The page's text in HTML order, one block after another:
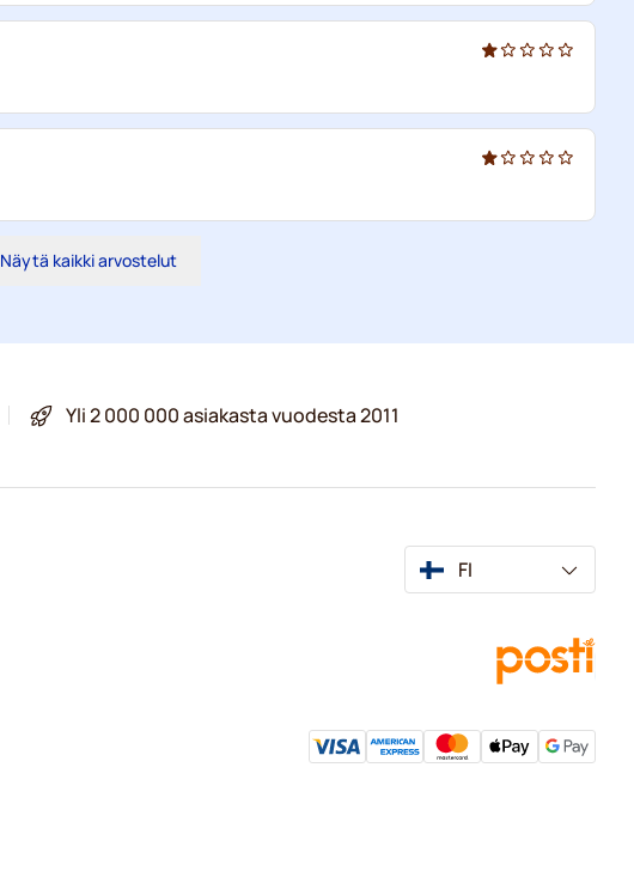
Näytä kaikki arvostelut
Yli 2 000 000 asiakasta vuodesta 2011
FI